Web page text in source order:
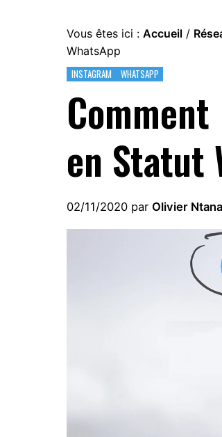
Vous êtes ici : Accueil /
WhatsApp
INSTAGRAM
WHATSAPP
en Statut
02/11/2020 par Olivier